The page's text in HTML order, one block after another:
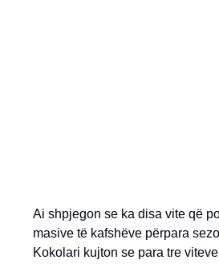
Ai shpjegon se ka disa vite që
masive të kafshëve përpara
Kokolari kujton se para tre